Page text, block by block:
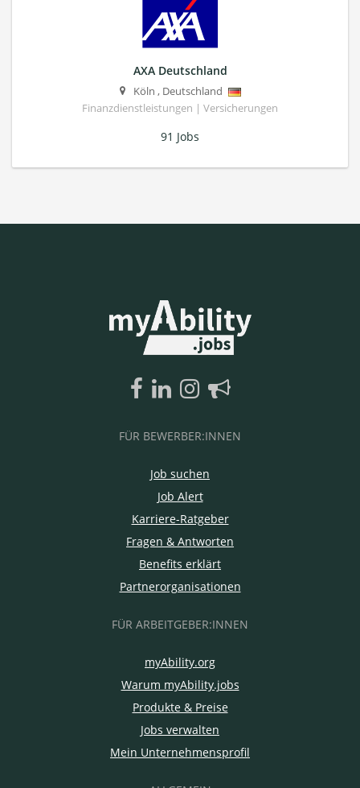
AXA Deutschland
Köln , Deutschland
Finanzdienstleistungen | Versicherungen
91 Jobs
FÜR BEWERBER:INNEN
Job suchen
Job Alert
Karriere-Ratgeber
Fragen & Antworten
Benefits erklärt
Partnerorganisationen
FÜR ARBEITGEBER:INNEN
myAbility.org
Warum myAbility.jobs
Produkte & Preise
Jobs verwalten
Mein Unternehmensprofil